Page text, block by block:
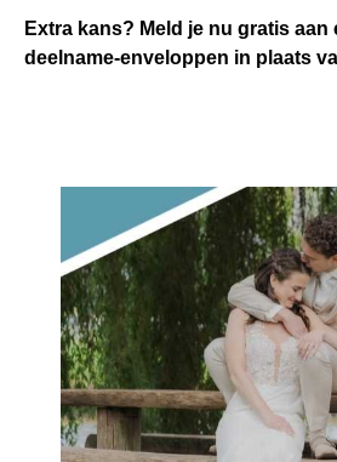
Extra kans? Meld je nu gratis
deelname-enveloppen in plaats